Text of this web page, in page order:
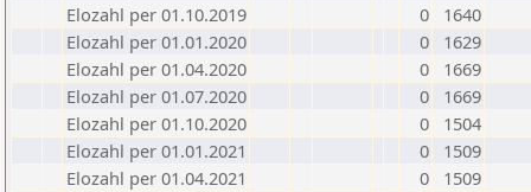
Elozahl per 01.10.2019
0
1640
Elozahl per 01.01.2020
0
1629
Elozahl per 01.04.2020
0
1669
Elozahl per 01.07.2020
0
1669
Elozahl per 01.10.2020
0
1504
Elozahl per 01.01.2021
0
1509
Elozahl per 01.04.2021
0
1509